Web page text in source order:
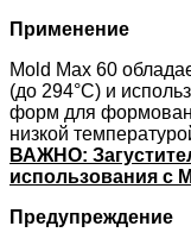
Применение
Mold Max 60
(до 294°C) и
форм для
низкой
ВАЖНО:
использования с
Предупреждение